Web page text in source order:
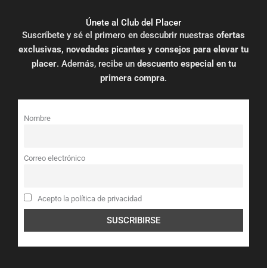
Únete al Club del Placer
Suscríbete y sé el primero en descubrir nuestras ofertas
exclusivas, novedades picantes y consejos para elevar tu
placer. Además, recibe un descuento especial en tu
primera compra.
Nombre
Correo electrónico
Acepto la política de privacidad